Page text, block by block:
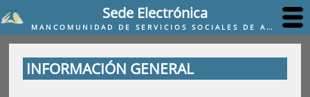
Sede Electrónica
MANCOMUNIDAD DE SERVICIOS SOCIALES DE ANSOÁIN, BERRIOPLANO, BERRIOZAR, IZA Y JUSLAPEÑA
INFORMACIÓN GENERAL